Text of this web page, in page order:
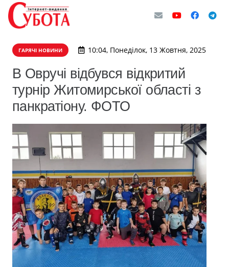
ГАРЯЧІ НОВИНИ 10:04, Понеділок, 13 Жовтня, 2025
В Овручі відбувся відкритий
турнір Житомирської області з
панкратіону. ФОТО